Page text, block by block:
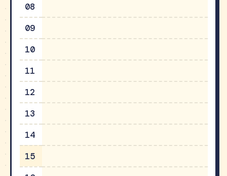
08
09
10
11
12
13
14
15